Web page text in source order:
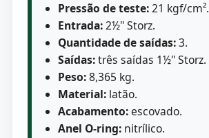
Pressão de teste:21 kgf/cm².
Entrada:2½" Storz.
Quantidade de saídas:3.
Saídas:três saídas 1½" Storz.
Peso:8,365 kg.
Material:latão.
Acabamento:escovado.
Anel O-ring:nitrílico.